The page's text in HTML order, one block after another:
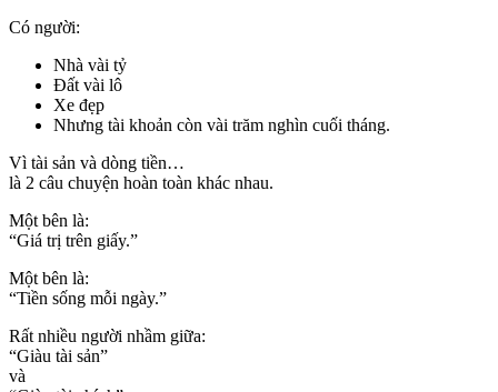
Có người:
Nhà vài tỷ
Đất vài lô
Xe đẹp
Nhưng tài khoản còn vài trăm nghìn cuối tháng.
Vì tài sản và dòng tiền…
là 2 câu chuyện hoàn toàn khác nhau.
Một bên là:
“Giá trị trên giấy.”
Một bên là:
“Tiền sống mỗi ngày.”
Rất nhiều người nhầm giữa:
“Giàu tài sản”
và